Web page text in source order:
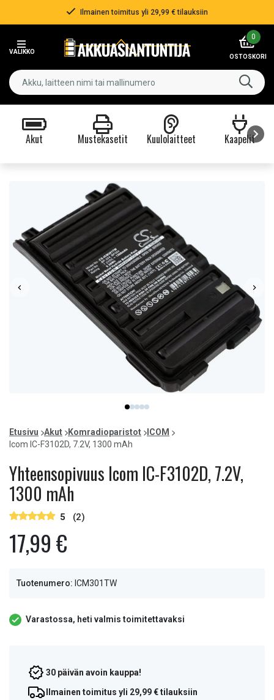
Ilmainen toimitus yli 29,99 € tilauksiin
VALIKKO
0
OSTOSKORI
Akut Mustekasetit Kuulolaitteet Kaapelit
item
0
item
1
item
2
item
3
item
4
of
5
Etusivu Akut Komradioparistot
ICOM
Icom IC-F3102D, 7.2V, 1300 mAh
Yhteensopivuus Icom IC-F3102D, 7.2V,
1300 mAh
5 (2)
17,99 €
Tuotenumero: ICM301TW
Varastossa, heti valmis toimitettavaksi
30 päivän avoin kauppa!
Ilmainen toimitus yli 29,99 € tilauksiin